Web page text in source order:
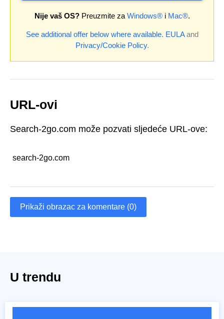
Nije vaš OS?Preuzmite za Windows®i Mac®.
See additional offer below where available. EULAand
Privacy/Cookie Policy.
URL-ovi
Search-2go.com može pozvati sljedeće URL-ove:
search-2go.com
Prikaži obrazac za komentare (0)
U trendu